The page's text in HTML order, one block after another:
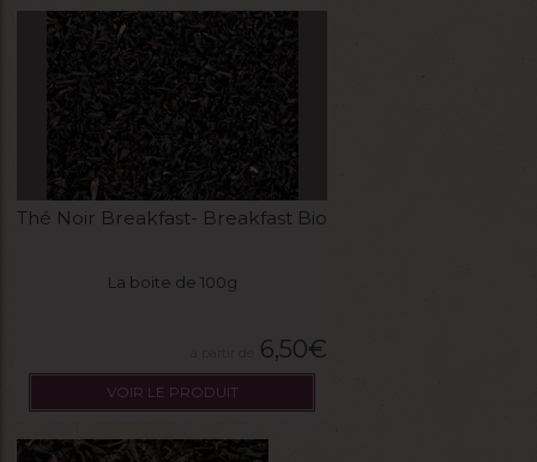
Thé Noir Breakfast- Breakfast Bio
La boite de 100g
6,50€
VOIR LE PRODUIT